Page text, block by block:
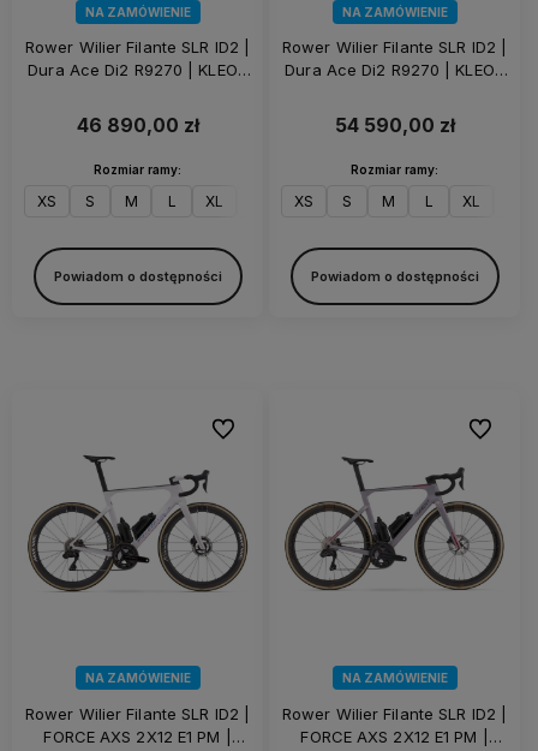
NA ZAMÓWIENIE
Rower Wilier Filante SLR ID2 |
Dura Ace Di2 R9270 | KLEOS
46 890,00 zł
Rozmiar ramy:
XS S M L XL
Powiadom o dostępności
NA ZAMÓWIENIE
Rower Wilier Filante SLR ID2 |
Dura Ace Di2 R9270 | KLEOS
54 590,00 zł
Rozmiar ramy:
XS S M L XL
Powiadom o dostępności
NA ZAMÓWIENIE
Rower Wilier Filante SLR ID2 |
FORCE AXS 2X12 E1 PM |
Do ulubionych
NA ZAMÓWIENIE
Rower Wilier Filante SLR ID2 |
FORCE AXS 2X12 E1 PM |
Do